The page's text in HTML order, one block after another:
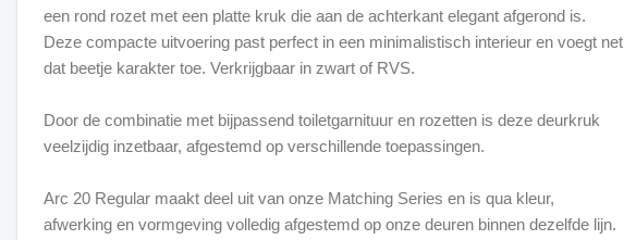
een rond rozet met een platte kruk die aan de achterkant elegant afgerond is.
Deze compacte uitvoering past perfect in een minimalistisch interieur en voegt net
dat beetje karakter toe. Verkrijgbaar in zwart of RVS.
Door de combinatie met bijpassend toiletgarnituur en rozetten is deze deurkruk
veelzijdig inzetbaar, afgestemd op verschillende toepassingen.
Arc 20 Regular maakt deel uit van onze Matching Series en is qua kleur,
afwerking en vormgeving volledig afgestemd op onze deuren binnen dezelfde lijn.